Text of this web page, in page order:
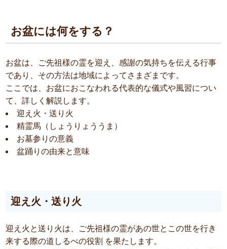
お盆には何をする？
お盆は、ご先祖様の霊を迎え、感謝の気持ちを伝える行事
であり、その方法は地域によってさまざまです。
ここでは、お盆におこなわれる代表的な儀式や風習につい
て、詳しく解説します。
迎え火・送り火
精霊馬（しょうりょううま）
お墓参りの意義
盆踊りの由来と意味
迎え火・送り火
迎え火と送り火は、ご先祖様の霊があの世とこの世を行き
来する際の道しるべの役割 を果たします。